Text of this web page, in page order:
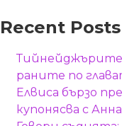
Recent Posts
раните по
Елвиса бързо
купонясва с